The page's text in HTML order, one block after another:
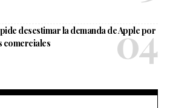
desestimar la demanda de Apple por
comerciales